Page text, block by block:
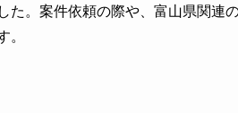
た。案件依頼の際や、富山県関連
。